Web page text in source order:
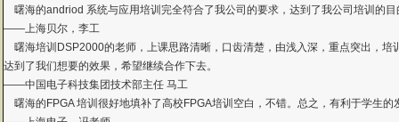
——上海贝尔，李工
曙海培训DSP2000的老师，上课思路清晰，口齿清楚，由浅入深，重点突出，培
达到了我们想要的效果，希望继续合作下去。
——中国电子科技集团技术部主任 马工
曙海的FPGA 培训很好地填补了高校FPGA培训空白，不错。总之，有利于学生
——上海电子，冯老师
曙海给我们公司提供的Dsp6000培训，符合我们项目的开发要求，解决了很多困